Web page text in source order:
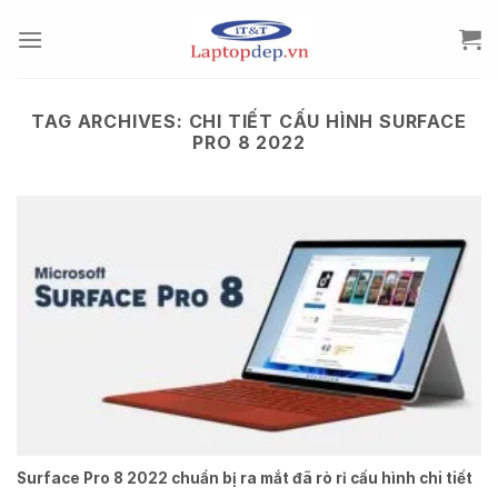
TAG ARCHIVES: CHI TIẾT CẤU HÌNH SURFACE
PRO 8 2022
Surface Pro 8 2022 chuẩn bị ra mắt đã rò rỉ cấu hình chi tiết